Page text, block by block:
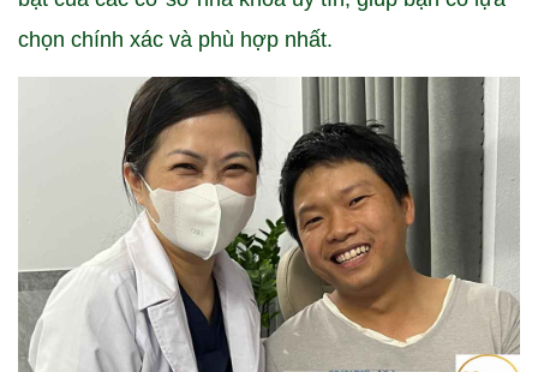
chọn chính xác và phù hợp nhất.